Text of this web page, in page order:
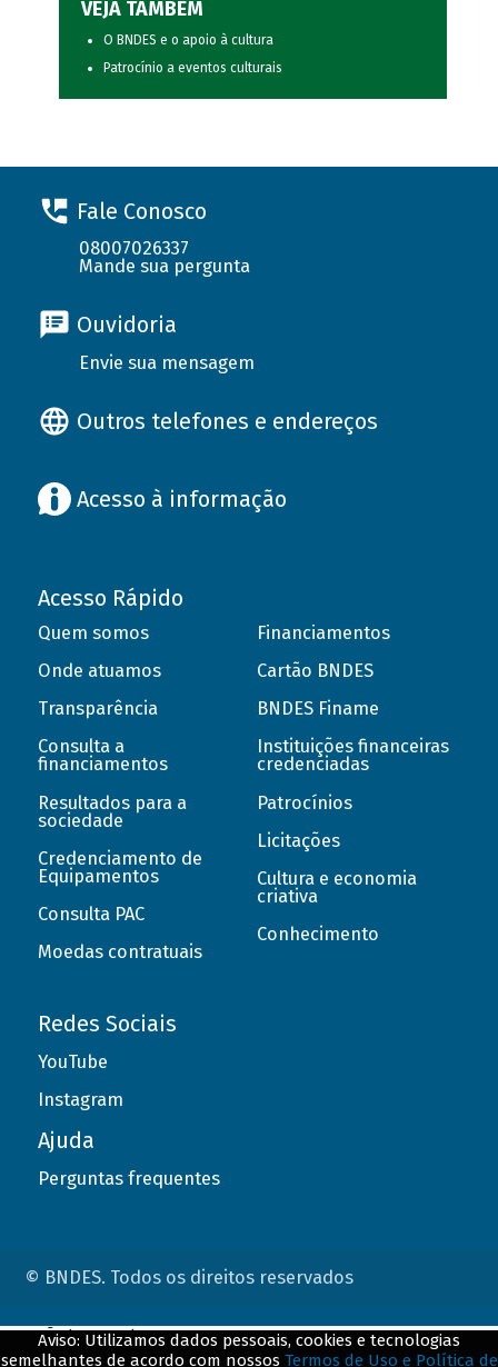
VEJA TAMBÉM
O BNDES e o apoio à cultura
Patrocínio a eventos culturais
Fale Conosco
08007026337
Mande sua pergunta
Ouvidoria
Envie sua mensagem
Outros telefones e endereços
Acesso à informação
Acesso Rápido
Quem somos
Onde atuamos
Transparência
Consulta a
financiamentos
Resultados para a
sociedade
Credenciamento de
Equipamentos
Consulta PAC
Moedas contratuais
Financiamentos
Cartão BNDES
BNDES Finame
Instituições financeiras
credenciadas
Patrocínios
Licitações
Cultura e economia
criativa
Conhecimento
Redes Sociais
YouTube
Instagram
Ajuda
Perguntas frequentes
© BNDES. Todos os direitos reservados
Aviso: Utilizamos dados pessoais, cookies e tecnologias
semelhantes de acordo com nossos Termos de Uso e Política de
ConteÃºdo complementar